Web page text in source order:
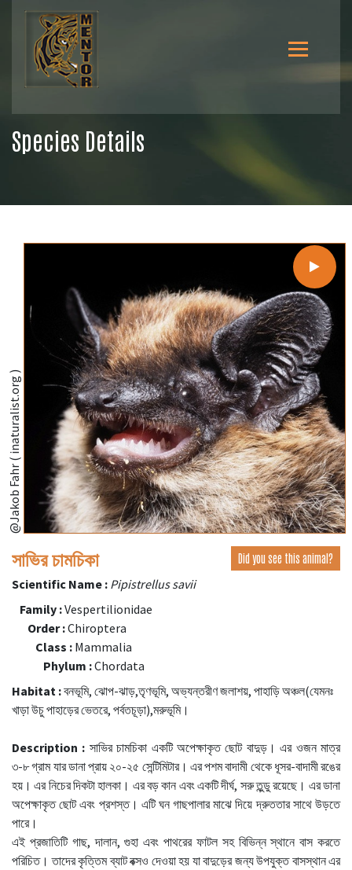
Species Details
@Jakob Fahr ( inaturalist.org )
সাভির চামচিকা Did you see this animal?
Scientific Name : Pipistrellus savii
Family :Vespertilionidae
Order :Chiroptera
Class : Mammalia
Phylum :Chordata
Habitat :বনভূমি, ঝোপ-ঝাড়,তৃণভূমি, অভ্যন্তরীণ জলাশয়, পাহাড়ি অঞ্চল(যেমনঃ
খাড়া উচু পাহাড়ের ভেতরে, পর্বতচূড়া),মরুভূমি।
Description : সাভির চামচিকা একটি অপেক্ষাকৃত ছোট বাদুড়। এর ওজন মাত্র
৩-৮ গ্রাম যার ডানা প্রায় ২০-২৫ সেন্টিমিটার। এর পশম বাদামী থেকে ধূসর-বাদামী রঙের
হয়। এর নিচের দিকটা হালকা। এর বড় কান এবং একটি দীর্ঘ, সরু তুন্ডু রয়েছে। এর ডানা
অপেক্ষাকৃত ছোট এবং প্রশস্ত। এটি ঘন গাছপালার মাঝে দিয়ে দ্রুততার সাথে উড়তে
পারে।
এই প্রজাতিটি গাছ, দালান, গুহা এবং পাথরের ফাটল সহ বিভিন্ন স্থানে বাস করতে
পরিচিত। তাদের কৃত্তিম ব্যাট বক্সও দেওয়া হয় যা বাদুড়ের জন্য উপযুক্ত বাসস্থান এর